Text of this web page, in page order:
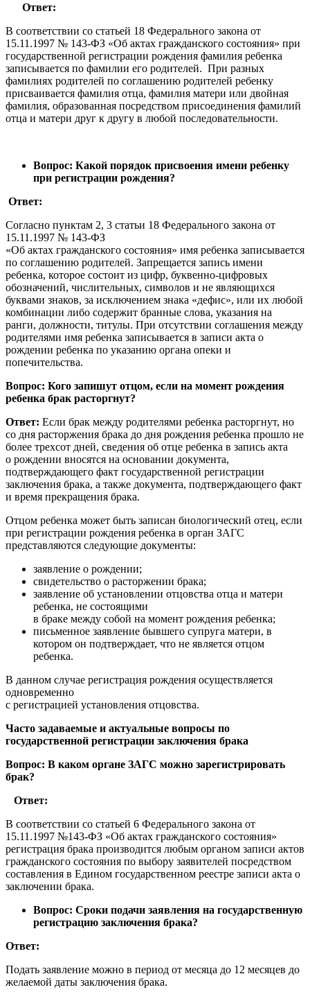
Ответ:
В соответствии со статьей 18 Федерального закона от
15.11.1997 № 143-ФЗ «Об актах гражданского состояния» при
государственной регистрации рождения фамилия ребенка
записывается по фамилии его родителей. При разных
фамилиях родителей по соглашению родителей ребенку
присваивается фамилия отца, фамилия матери или двойная
фамилия, образованная посредством присоединения фамилий
отца и матери друг к другу в любой последовательности.
Вопрос: Какой порядок присвоения имени ребенку
при регистрации рождения?
Ответ:
Согласно пунктам 2, 3 статьи 18 Федерального закона от
15.11.1997 № 143-ФЗ
«Об актах гражданского состояния» имя ребенка записывается
по соглашению родителей. Запрещается запись имени
ребенка, которое состоит из цифр, буквенно-цифровых
обозначений, числительных, символов и не являющихся
буквами знаков, за исключением знака «дефис», или их любой
комбинации либо содержит бранные слова, указания на
ранги, должности, титулы. При отсутствии соглашения между
родителями имя ребенка записывается в записи акта о
рождении ребенка по указанию органа опеки и
попечительства.
Вопрос: Кого запишут отцом, если на момент рождения
ребенка брак расторгнут?
Ответ: Если брак между родителями ребенка расторгнут, но
со дня расторжения брака до дня рождения ребенка прошло не
более трехсот дней, сведения об отце ребенка в запись акта
о рождении вносятся на основании документа,
подтверждающего факт государственной регистрации
заключения брака, а также документа, подтверждающего факт
и время прекращения брака.
Отцом ребенка может быть записан биологический отец, если
при регистрации рождения ребенка в орган ЗАГС
представляются следующие документы:
заявление о рождении;
свидетельство о расторжении брака;
заявление об установлении отцовства отца и матери
ребенка, не состоящими
в браке между собой на момент рождения ребенка;
письменное заявление бывшего супруга матери, в
котором он подтверждает, что не является отцом
ребенка.
В данном случае регистрация рождения осуществляется
одновременно
с регистрацией установления отцовства.
Часто задаваемые и актуальные вопросы по
государственной регистрации заключения брака
Вопрос: В каком органе ЗАГС можно зарегистрировать
брак?
Ответ:
В соответствии со статьей 6 Федерального закона от
15.11.1997 №143-ФЗ «Об актах гражданского состояния»
регистрация брака производится любым органом записи актов
гражданского состояния по выбору заявителей посредством
составления в Едином государственном реестре записи акта о
заключении брака.
Вопрос: Сроки подачи заявления на государственную
регистрацию заключения брака?
Ответ:
Подать заявление можно в период от месяца до 12 месяцев до
желаемой даты заключения брака.